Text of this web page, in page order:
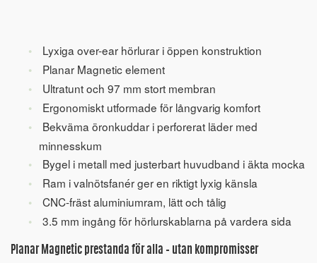
Lyxiga over-ear hörlurar i öppen konstruktion
Planar Magnetic element
Ultratunt och 97 mm stort membran
Ergonomiskt utformade för långvarig komfort
Bekväma öronkuddar i perforerat läder med
minnesskum
Bygel i metall med justerbart huvudband i äkta mocka
Ram i valnötsfanér ger en riktigt lyxig känsla
CNC-fräst aluminiumram, lätt och tålig
3.5 mm ingång för hörlurskablarna på vardera sida
Planar Magnetic prestanda för alla – utan kompromisser